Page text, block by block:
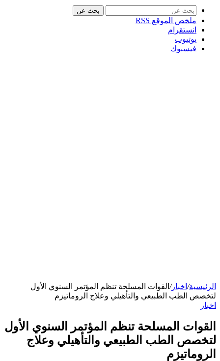
بحث عن
ملخص الموقع RSS
انستقرام
يوتيوب
فيسبوك
الرئيسية/ اخبار/ القوات المسلحة تنظم المؤتمر السنوي الأول
لتخصص الطب الطبيعي والتأهيلي وعلاج الروماتيزم
اخبار
القوات المسلحة تنظم المؤتمر السنوي الأول
لتخصص الطب الطبيعي والتأهيلي وعلاج
الروماتيزم